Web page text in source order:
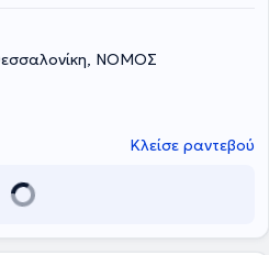
Κλείσε ραντεβού